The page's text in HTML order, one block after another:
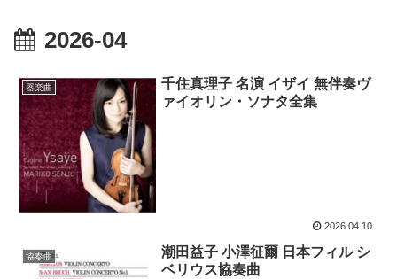
2026-04
器楽曲
千住真理子 名演 イザイ 無伴奏ヴ
ァイオリン・ソナタ全集
2026.04.10
協奏曲
潮田益子 小澤征爾 日本フィル シ
ベリウス協奏曲